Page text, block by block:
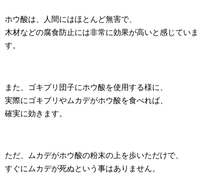
ホウ酸は、人間にはほとんど無害で、
木材などの腐食防止には非常に効果が高いと感じていま
す。
また、ゴキブリ団子にホウ酸を使用する様に、
実際にゴキブリやムカデがホウ酸を食べれば、
確実に効きます。
ただ、ムカデがホウ酸の粉末の上を歩いただけで、
すぐにムカデが死ぬという事はありません。